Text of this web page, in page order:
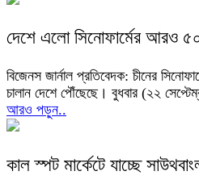
দেশে এলো সিনোফার্মের আরও
বিজেনস জার্নাল প্রতিবেদক: চীনের
চালান দেশে পৌঁছেছে। বুধবার (২২
আরও পড়ুন..
কাল স্পট মার্কেটে যাচ্ছে